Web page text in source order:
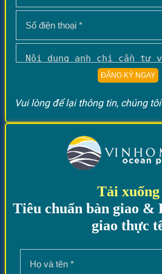
Vui lòng để lại thông tin, chúng
Tải xuống
Tiêu chuẩn bàn giao &
giao thực